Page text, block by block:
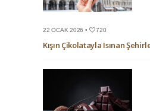
22 OCAK 2026 • 720
Kışın Çikolatayla Isınan